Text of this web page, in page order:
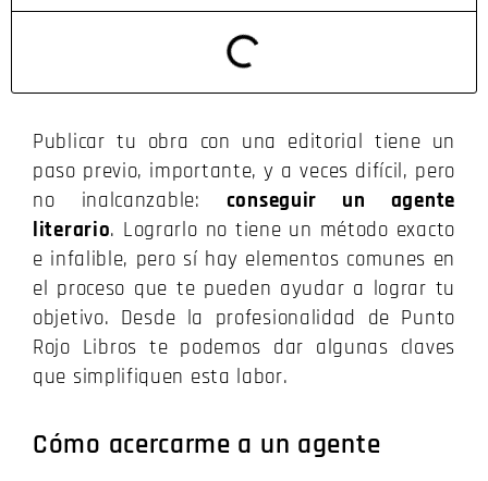
Publicar tu obra con una editorial tiene un
paso previo, importante, y a veces difícil, pero
no inalcanzable: conseguir un agente
literario. Lograrlo no tiene un método exacto
e infalible, pero sí hay elementos comunes en
el proceso que te pueden ayudar a lograr tu
objetivo. Desde la profesionalidad de Punto
Rojo Libros te podemos dar algunas claves
que simplifiquen esta labor.
Cómo acercarme a un agente